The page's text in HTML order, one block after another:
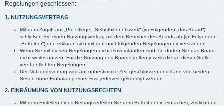
Regelungen geschlossen:
1. NUTZUNGSVERTRAG
Mit dem Zugriff auf „Pro Pflege - Selbsthilfenetzwerk“ (im Folgenden „das Board“)
schließen Sie einen Nutzungsvertrag mit dem Betreiber des Boards ab (im Folgenden
„Betreiber“) und erklären sich mit den nachfolgenden Regelungen einverstanden.
Wenn Sie mit diesen Regelungen nicht einverstanden sind, so dürfen Sie das Board
nicht weiter nutzen. Für die Nutzung des Boards gelten jeweils die an dieser Stelle
veröffentlichten Regelungen.
Der Nutzungsvertrag wird auf unbestimmte Zeit geschlossen und kann von beiden
Seiten ohne Einhaltung einer Frist jederzeit gekündigt werden.
2. EINRÄUMUNG VON NUTZUNGSRECHTEN
Mit dem Erstellen eines Beitrags erteilen Sie dem Betreiber ein einfaches, zeitlich und